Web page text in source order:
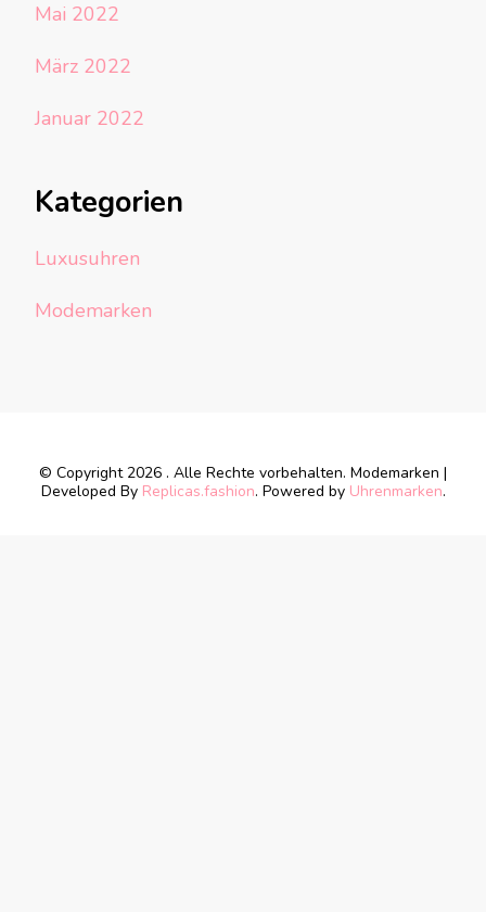
Mai 2022
März 2022
Januar 2022
Kategorien
Luxusuhren
Modemarken
© Copyright 2026 . Alle Rechte vorbehalten. Modemarken |
Developed By Replicas.fashion. Powered by Uhrenmarken.